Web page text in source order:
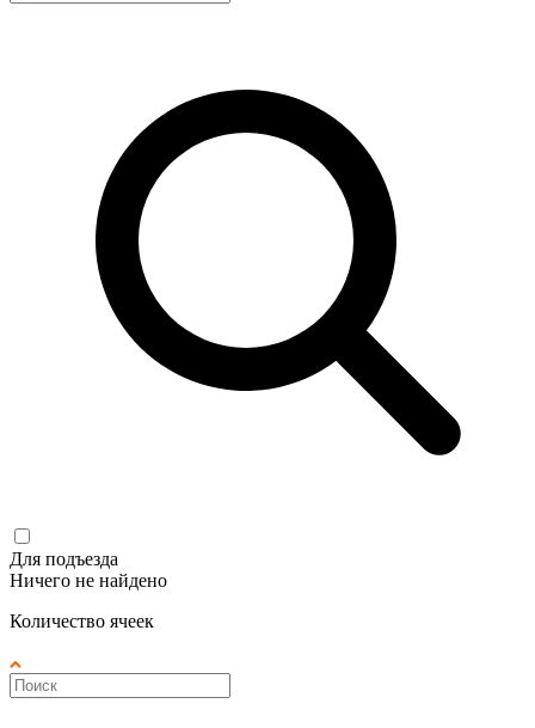
Для подъезда
Ничего не найдено
Количество ячеек